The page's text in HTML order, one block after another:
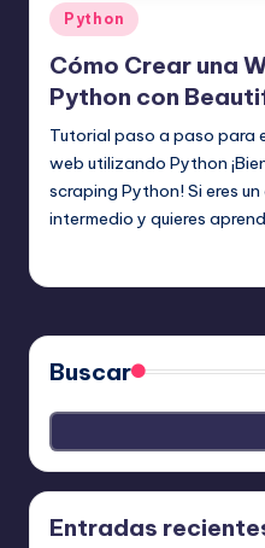
Publicado
en
Python
Cómo Crear una
Python con
Tutorial paso a paso para
web utilizando Python
scraping Python! Si eres
intermedio y quieres
Buscar
Entradas